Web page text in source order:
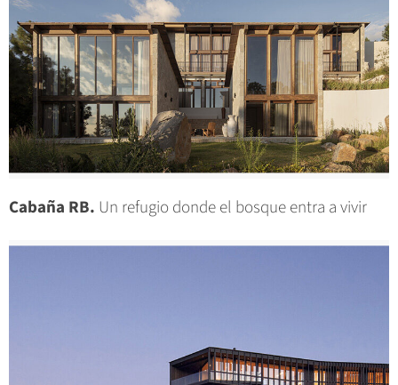
Cabaña RB. Un refugio donde el bosque entra a vivir